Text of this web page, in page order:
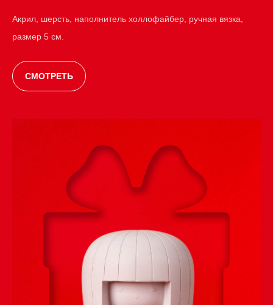
Акрил, шерсть, наполнитель холлофайбер, ручная вязка,
размер 5 см.
СМОТРЕТЬ